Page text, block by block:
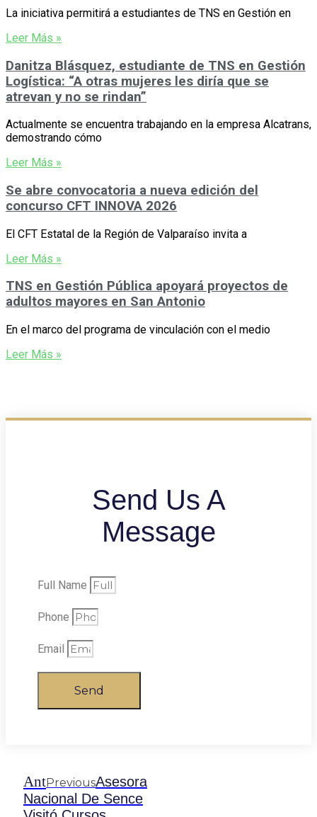
La iniciativa permitirá a estudiantes de TNS en Gestión en
Leer Más »
Danitza Blásquez, estudiante de TNS en Gestión
Logística: “A otras mujeres les diría que se
atrevan y no se rindan”
Actualmente se encuentra trabajando en la empresa Alcatrans,
demostrando cómo
Leer Más »
Se abre convocatoria a nueva edición del
concurso CFT INNOVA 2026
El CFT Estatal de la Región de Valparaíso invita a
Leer Más »
TNS en Gestión Pública apoyará proyectos de
adultos mayores en San Antonio
En el marco del programa de vinculación con el medio
Leer Más »
Send Us A
Message
Full Name
Phone
Email
Send
AntPreviousAsesora
Nacional De Sence